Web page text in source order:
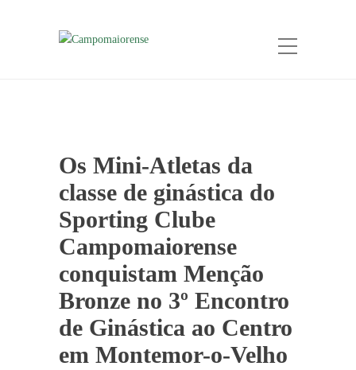
Os Mini-Atletas da
classe de ginástica do
Sporting Clube
Campomaiorense
conquistam Menção
Bronze no 3º Encontro
de Ginástica ao Centro
em Montemor-o-Velho